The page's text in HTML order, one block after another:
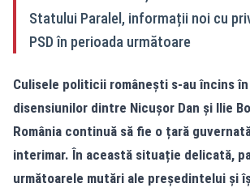
Statului Paralel, informații noi cu
PSD în perioada următoare
Culisele politicii românești s-au încins în
disensiunilor dintre Nicușor Dan și Ilie
România continuă să fie o țară
interimar. În această situație delicată,
următoarele mutări ale președintelui și